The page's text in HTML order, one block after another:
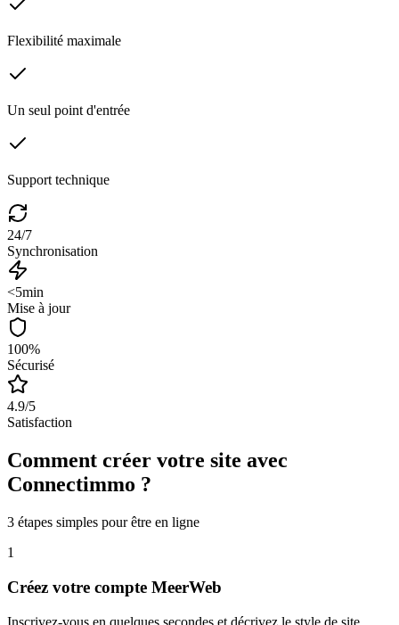
Flexibilité maximale
Un seul point d'entrée
Support technique
24/7
Synchronisation
<5min
Mise à jour
100%
Sécurisé
4.9/5
Satisfaction
Comment créer votre site avec
Connectimmo ?
3 étapes simples pour être en ligne
1
Créez votre compte MeerWeb
Inscrivez-vous en quelques secondes et décrivez le style de site